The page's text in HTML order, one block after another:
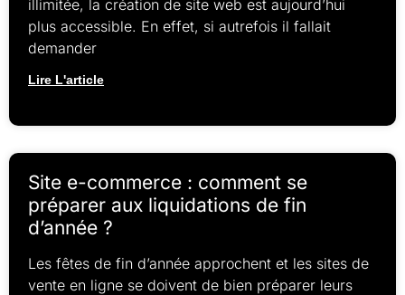
illimitée, la création de site web est aujourd’hui
plus accessible. En effet, si autrefois il fallait
demander
Lire L'article
Site e-commerce : comment se
préparer aux liquidations de fin
d’année ?
Les fêtes de fin d’année approchent et les sites de
vente en ligne se doivent de bien préparer leurs